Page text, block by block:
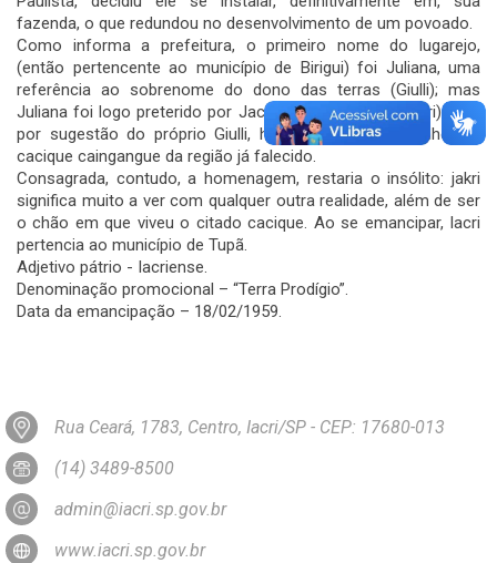
fazenda, o que redundou no desenvolvimento de um povoado.
Como informa a prefeitura, o primeiro nome do lugarejo,
(então pertencente ao município de Birigui) foi Juliana, uma
referência ao sobrenome do dono das terras (Giulli); mas
Juliana foi logo preterido por Jacri (antiga grafia de Iacri), que,
por sugestão do próprio Giulli, homenagearia um conhecido
cacique caingangue da região já falecido.
Consagrada, contudo, a homenagem, restaria o insólito: jakri
significa muito a ver com qualquer outra realidade, além de ser
o chão em que viveu o citado cacique. Ao se emancipar, Iacri
pertencia ao município de Tupã.
Adjetivo pátrio - Iacriense.
Denominação promocional – “Terra Prodígio”.
Data da emancipação – 18/02/1959.
Rua Ceará, 1783, Centro, Iacri/SP - CEP: 17680-013
(14) 3489-8500
admin@iacri.sp.gov.br
www.iacri.sp.gov.br